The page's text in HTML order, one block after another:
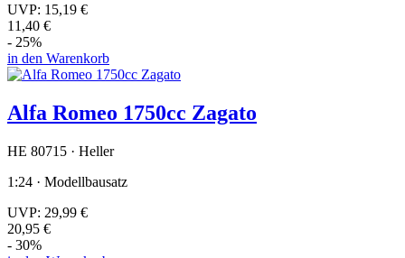
UVP: 15,19 €
11,40 €
- 25%
in den Warenkorb
Alfa Romeo 1750cc Zagato
HE 80715 · Heller
1:24 · Modellbausatz
UVP: 29,99 €
20,95 €
- 30%